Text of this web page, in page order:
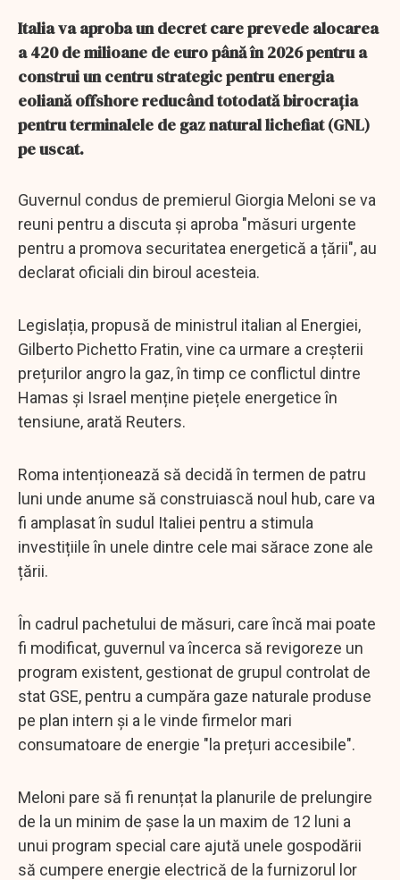
Italia va aproba un decret care prevede alocarea
a 420 de milioane de euro până în 2026 pentru a
construi un centru strategic pentru energia
eoliană offshore reducând totodată birocrația
pentru terminalele de gaz natural lichefiat (GNL)
pe uscat.
Guvernul condus de premierul Giorgia Meloni se va
reuni pentru a discuta și aproba "măsuri urgente
pentru a promova securitatea energetică a țării", au
declarat oficiali din biroul acesteia.
Legislația, propusă de ministrul italian al Energiei,
Gilberto Pichetto Fratin, vine ca urmare a creșterii
prețurilor angro la gaz, în timp ce conflictul dintre
Hamas și Israel menține piețele energetice în
tensiune, arată Reuters.
Roma intenționează să decidă în termen de patru
luni unde anume să construiască noul hub, care va
fi amplasat în sudul Italiei pentru a stimula
investițiile în unele dintre cele mai sărace zone ale
țării.
În cadrul pachetului de măsuri, care încă mai poate
fi modificat, guvernul va încerca să revigoreze un
program existent, gestionat de grupul controlat de
stat GSE, pentru a cumpăra gaze naturale produse
pe plan intern și a le vinde firmelor mari
consumatoare de energie "la prețuri accesibile".
Meloni pare să fi renunțat la planurile de prelungire
de la un minim de șase la un maxim de 12 luni a
unui program special care ajută unele gospodării
să cumpere energie electrică de la furnizorul lor